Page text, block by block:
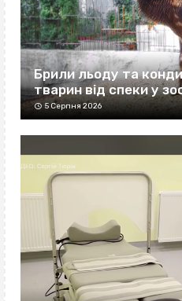
Брили льоду та
тварин від спеки у
5 Серпня 2026